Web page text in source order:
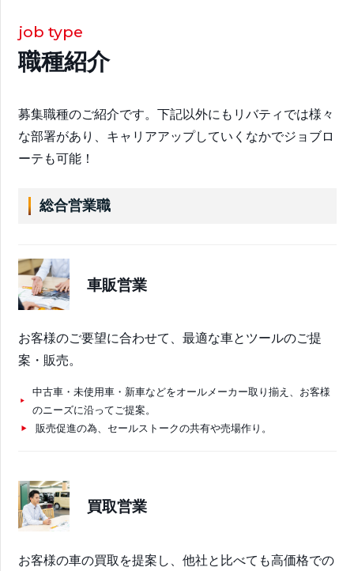
job type
職種紹介
募集職種のご紹介です。下記以外にもリバティでは様々
な部署があり、キャリアアップしていくなかでジョブロ
ーテも可能！
総合営業職
車販営業
お客様のご要望に合わせて、最適な車とツールのご提
案・販売。
中古車・未使用車・新車などをオールメーカー取り揃え、お客様
のニーズに沿ってご提案。
販売促進の為、セールストークの共有や売場作り。
買取営業
お客様の車の買取を提案し、他社と比べても高価格での